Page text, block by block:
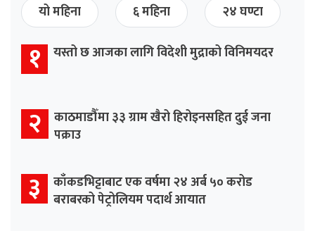
यो महिना
६ महिना २४ घण्टा
१ यस्तो छ आजका लागि विदेशी मुद्राको विनिमयदर
२ काठमाडौँमा ३३ ग्राम खैरो हिरोइनसहित दुई जना
पक्राउ
३ काँकडभिट्टाबाट एक वर्षमा २४ अर्ब ५० करोड
बराबरको पेट्रोलियम पदार्थ आयात